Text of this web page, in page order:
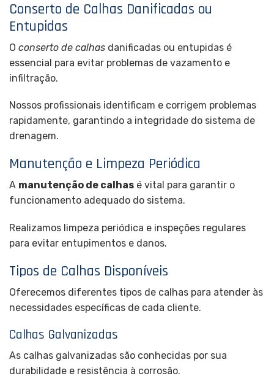
Conserto de Calhas Danificadas ou
Entupidas
O conserto de calhas danificadas ou entupidas é
essencial para evitar problemas de vazamento e
infiltração.
Nossos profissionais identificam e corrigem problemas
rapidamente, garantindo a integridade do sistema de
drenagem.
Manutenção e Limpeza Periódica
A manutenção de calhas é vital para garantir o
funcionamento adequado do sistema.
Realizamos limpeza periódica e inspeções regulares
para evitar entupimentos e danos.
Tipos de Calhas Disponíveis
Oferecemos diferentes tipos de calhas para atender às
necessidades específicas de cada cliente.
Calhas Galvanizadas
As calhas galvanizadas são conhecidas por sua
durabilidade e resistência à corrosão.